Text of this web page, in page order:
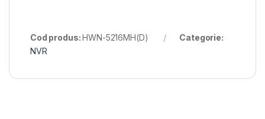
Cod produs:HWN-5216MH(D)
Categorie:
NVR